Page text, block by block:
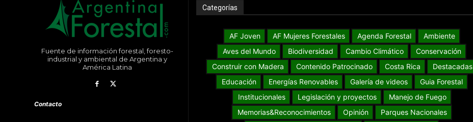
Fuente de información forestal, foresto-
industrial y ambiental de Argentina y
América Latina
Contacto
Categorías
AF Joven AF Mujeres Forestales Agenda Forestal
Ambiente
Aves del Mundo
Biodiversidad Cambio Climático
Conservación
Construir con Madera
Contenido Patrocinado Costa Rica
Destacadas
Educación
Energías Renovables Galería de videos
Guia Forestal
Institucionales
Legislación y proyectos
Manejo de Fuego
Memorias&Reconocimientos
Opinión
Parques Nacionales